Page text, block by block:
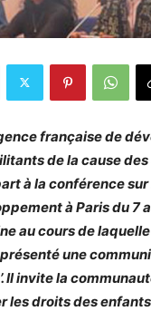
française de
de la cause
à la conférence
à Paris du 7
au cours de
une
Il invite la
les droits des